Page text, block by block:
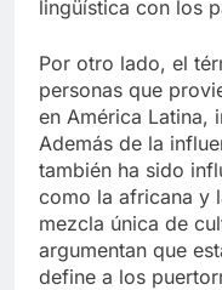
lingüística con los
Por otro lado, el
personas que
en América Latina,
Además de la
también ha sido
como la africana y
mezcla única de
argumentan que
define a los